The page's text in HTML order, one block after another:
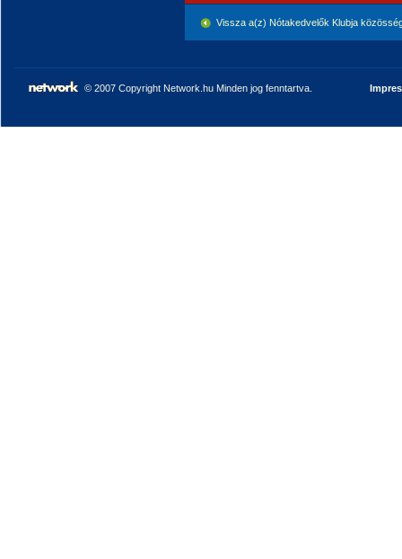
Vissza a(z) Nótakedvelők Klubja
© 2007 Copyright Network.hu Minden jog fenntartva.